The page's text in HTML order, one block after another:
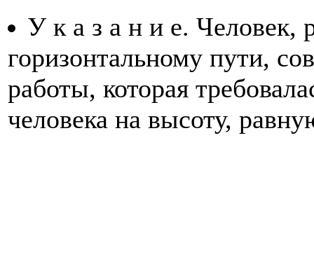
У к а з а н и е. Человек,
горизонтальному пути,
работы, которая
человека на высоту,